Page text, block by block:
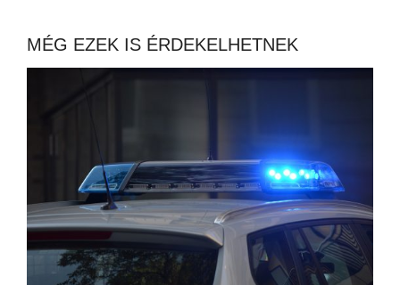
MÉG EZEK IS ÉRDEKELHETNEK